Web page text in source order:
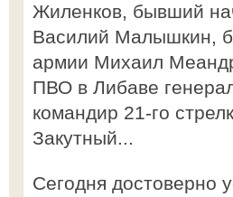
Жиленков, бывший
Василий Малышкин,
армии Михаил
ПВО в Либаве
командир 21-го
Закутный...
Сегодня достоверно